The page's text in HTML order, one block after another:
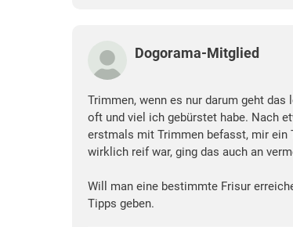
Dogorama-Mitglied
Trimmen, wenn es nur darum geht
oft und viel ich gebürstet habe. Nach
erstmals mit Trimmen befasst, mir ein
wirklich reif war, ging das auch an
Will man eine bestimmte Frisur
Tipps geben.